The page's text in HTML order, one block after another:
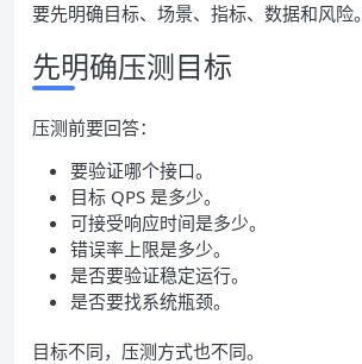
要先明确目标、场景、指标、数据和风险。
先明确压测目标
压测前要回答：
要验证哪个接口。
目标 QPS 是多少。
可接受响应时间是多少。
错误率上限是多少。
是否要验证稳定运行。
是否要找系统瓶颈。
目标不同，压测方式也不同。